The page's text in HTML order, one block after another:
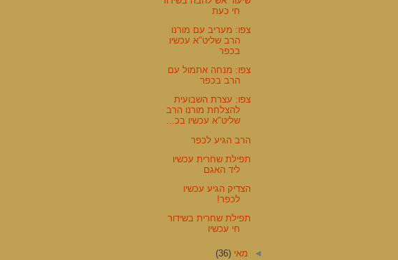
חי כעת
צפו: מעריב עם מורנו
הרב שליט"א עכשיו
בכפר
צפו: מנחה אתמול עם
הרב בכפר
צפו: עצרת השבועית
להצלחת מורנו הרב
שליט"א עכשיו בכ...
הרב הגיע לכפר
תפילת שחרית עכשיו
ליד האגם
הצדיק הגיע עכשיו
לכפר!
תפילת שחרית בשידור
חי עכשיו
◄ מאי(36)